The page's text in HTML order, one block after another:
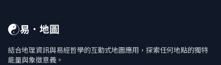
☯易．地圖
結合地理資訊與易經哲學的互動式地圖應用，探索任何地點的獨特
能量與象徵意義。